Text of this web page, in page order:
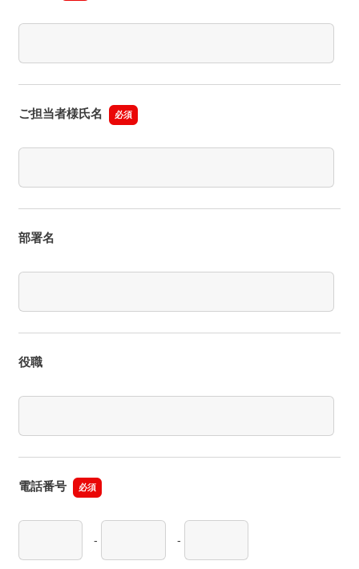
ご担当者様氏名 必須
部署名
役職
電話番号 必須
- -